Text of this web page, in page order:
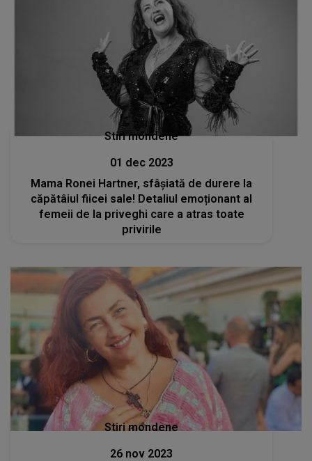
Stiri mondene
01 dec 2023
Mama Ronei Hartner, sfâșiată de durere la
căpătâiul fiicei sale! Detaliul emoționant al
femeii de la priveghi care a atras toate
privirile
Stiri mondene
26 nov 2023